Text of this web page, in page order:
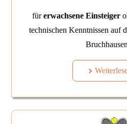
fürerwachsene Einsteiger
technischen Kenntnissen auf